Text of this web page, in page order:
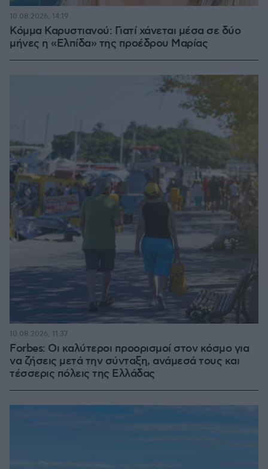
Κόμμα Καρυστιανού: Γιατί χάνεται μέσα σε δύο
μήνες η «Ελπίδα» της προέδρου Μαρίας
10.08.2026, 14:19
Forbes: Οι καλύτεροι προορισμοί στον κόσμο για
να ζήσεις μετά την σύνταξη, ανάμεσά τους και
τέσσερις πόλεις της Ελλάδας
10.08.2026, 11:37